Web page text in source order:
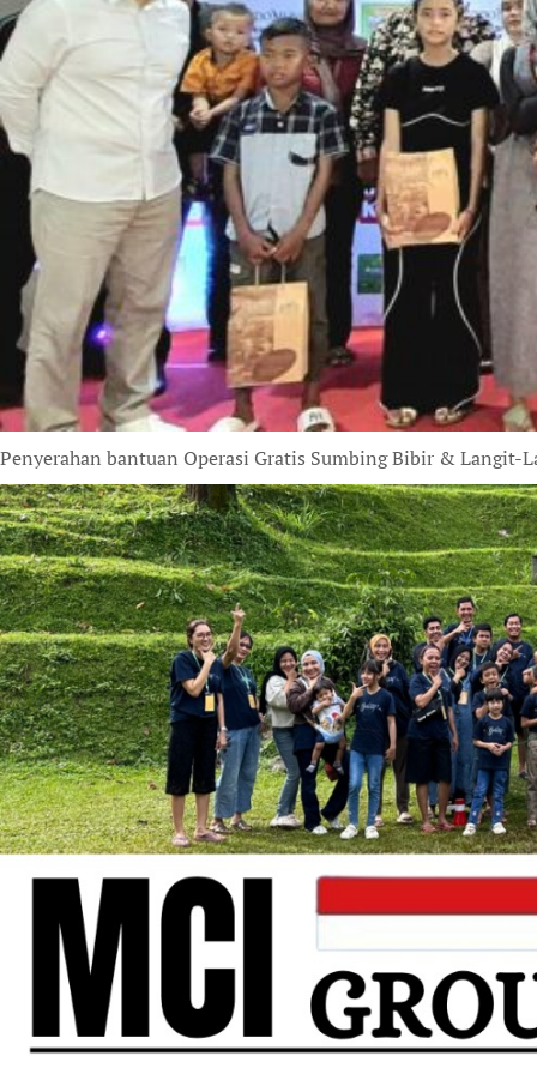
Penyerahan bantuan Operasi Gratis Sumbing Bibir & Langit-